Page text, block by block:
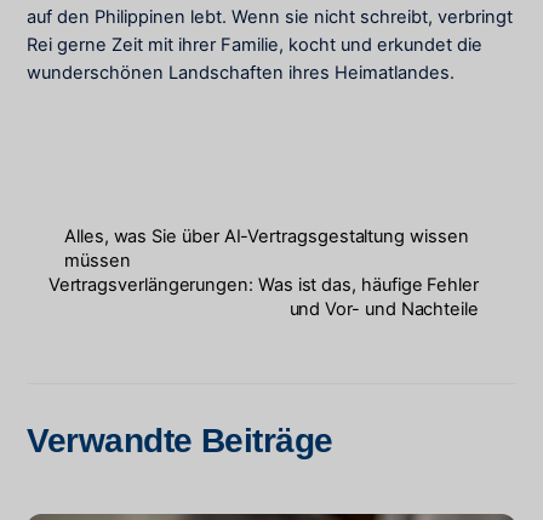
auf den Philippinen lebt. Wenn sie nicht schreibt, verbringt
Rei gerne Zeit mit ihrer Familie, kocht und erkundet die
wunderschönen Landschaften ihres Heimatlandes.
Alles, was Sie über AI-Vertragsgestaltung wissen
müssen
Vertragsverlängerungen: Was ist das, häufige Fehler
und Vor- und Nachteile
Verwandte Beiträge